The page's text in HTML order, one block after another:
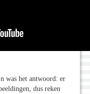
was het antwoord: er
dus reken